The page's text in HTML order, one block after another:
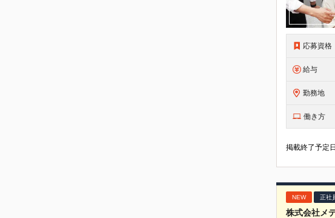
応募資格
給与
勤務地
働き方
掲載終了予定
NEW 正社
株式会社メ